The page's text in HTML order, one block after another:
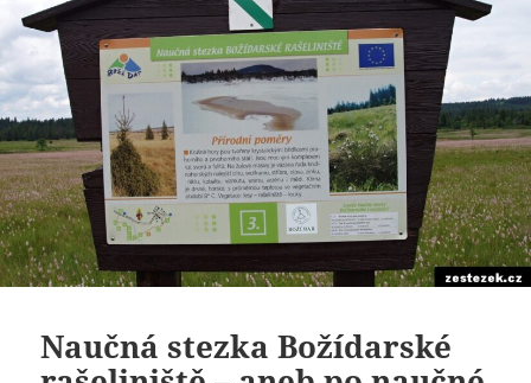
Naučná stezka Božídarské